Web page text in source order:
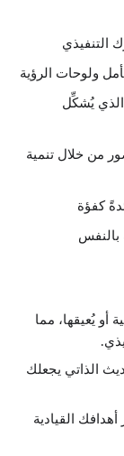
التنفيذي
ولوحات الرؤية
الذي يُشكِّل
من خلال تنمية
كفؤة
بالنفس
أو يُعيقها، مما
الذاتي يجعلك
القيادية